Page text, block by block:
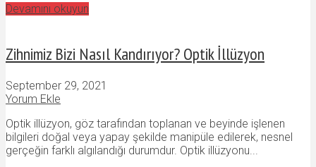
Devamını okuyun
Zihnimiz Bizi Nasıl Kandırıyor? Optik İllüzyon
September 29, 2021
Yorum Ekle
Optik illüzyon, göz tarafından toplanan ve beyinde işlenen
bilgileri doğal veya yapay şekilde manipüle edilerek, nesnel
gerçeğin farklı algılandığı durumdur. Optik illüzyonu...